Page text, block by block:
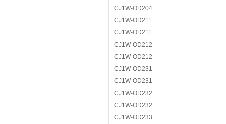
CJ1W-OD204
CJ1W-OD211
CJ1W-OD211
CJ1W-OD212
CJ1W-OD212
CJ1W-OD231
CJ1W-OD231
CJ1W-OD232
CJ1W-OD232
CJ1W-OD233